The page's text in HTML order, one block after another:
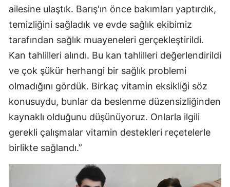
ailesine ulaştık. Barış'ın önce bakımları yaptırdık,
temizliğini sağladık ve evde sağlık ekibimiz
tarafından sağlık muayeneleri gerçekleştirildi.
Kan tahlilleri alındı. Bu kan tahlilleri değerlendirildi
ve çok şükür herhangi bir sağlık problemi
olmadığını gördük. Birkaç vitamin eksikliği söz
konusuydu, bunlar da beslenme düzensizliğinden
kaynaklı olduğunu düşünüyoruz. Onlarla ilgili
gerekli çalışmalar vitamin destekleri reçetelerle
birlikte sağlandı.”